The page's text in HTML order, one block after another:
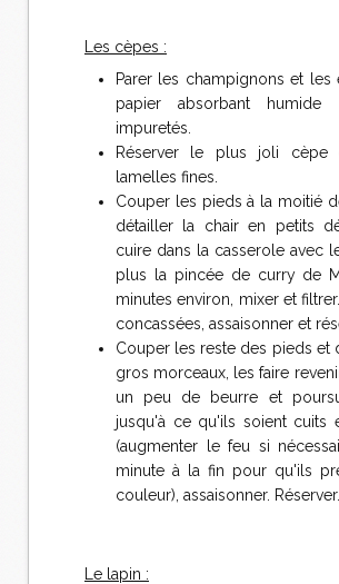
Les cèpes :
Parer les champignons et les
papier absorbant
impuretés.
Réserver le plus joli
lamelles fines.
Couper les pieds à la moitié
détailler la chair en petits
cuire dans la casserole avec
plus la pincée de curry de
minutes environ, mixer et
concassées, assaisonner et
Couper les reste des pieds et
gros morceaux, les faire
un peu de beurre et
jusqu'à ce qu'ils soient cuits
(augmenter le feu si
minute à la fin pour qu'ils
couleur), assaisonner. Réserver.
Le lapin :